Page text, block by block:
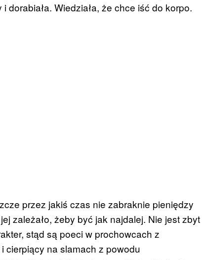
dorabiała. Wiedziała, że chce iść do korpo.
przez jakiś czas nie zabraknie pieniędzy
zależało, żeby być jak najdalej. Nie jest zbyt
stąd są poeci w prochowcach z
cierpiący na slamach z powodu